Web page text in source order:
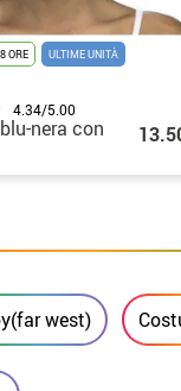
ORE ULTIME UNITÀ
4.34/5.00
nera con
west)